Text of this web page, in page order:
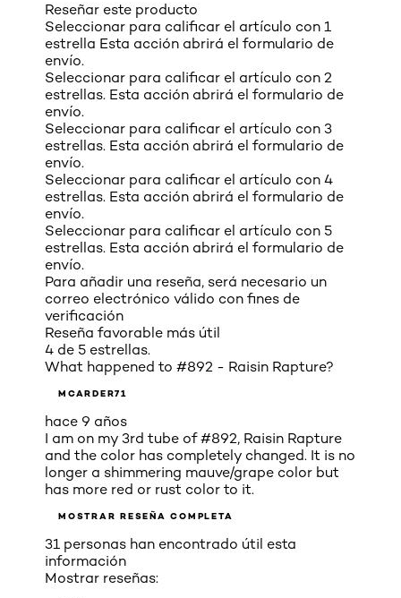
Reseñar este producto
Seleccionar para calificar el artículo con 1
estrella Esta acción abrirá el formulario de
envío.
Seleccionar para calificar el artículo con 2
estrellas. Esta acción abrirá el formulario de
envío.
Seleccionar para calificar el artículo con 3
estrellas. Esta acción abrirá el formulario de
envío.
Seleccionar para calificar el artículo con 4
estrellas. Esta acción abrirá el formulario de
envío.
Seleccionar para calificar el artículo con 5
estrellas. Esta acción abrirá el formulario de
envío.
Para añadir una reseña, será necesario un
correo electrónico válido con fines de
verificación
Reseña favorable más útil
4 de 5 estrellas.
What happened to #892 - Raisin Rapture?
MCARDER71
hace 9 años
I am on my 3rd tube of #892, Raisin Rapture
and the color has completely changed. It is no
longer a shimmering mauve/grape color but
has more red or rust color to it.
MOSTRAR RESEÑA COMPLETA
31 personas han encontrado útil esta
información
Mostrar reseñas: